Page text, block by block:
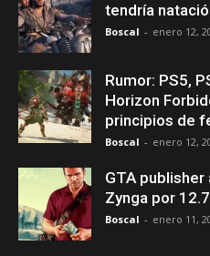
tendría
Boscal - enero 12,
Rumor: PS5,
Horizon
principios de
Boscal - enero 12,
GTA
Zynga por
Boscal - enero 11,